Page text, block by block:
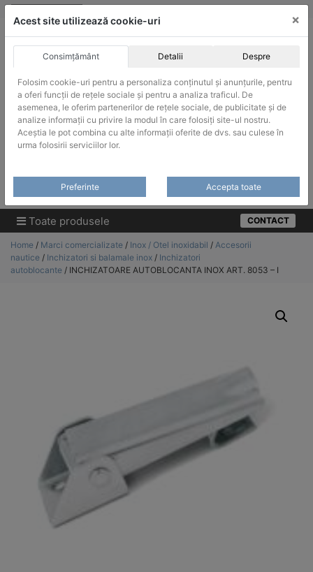
Skip
ACHIZITII PUBLICE
Produsele pot fi achizitionate si in sistemul SEAP / SICAP
Products
Toate produsele CONTACT
Home / Marci comercializate / Inox / Otel inoxidabil / Accesorii
nautice / Inchizatori si balamale inox / Inchizatori
autoblocante / INCHIZATOARE AUTOBLOCANTA INOX ART. 8053 – I
Acest site utilizează cookie-uri ×
Consimțământ Detalii Despre
Folosim cookie-uri pentru a personaliza conținutul și anunțurile, pentru
a oferi funcții de rețele sociale și pentru a analiza traficul. De
asemenea, le oferim partenerilor de rețele sociale, de publicitate și de
analize informații cu privire la modul în care folosiți site-ul nostru.
Aceștia le pot combina cu alte informații oferite de dvs. sau culese în
urma folosirii serviciilor lor.
Preferinte Accepta toate